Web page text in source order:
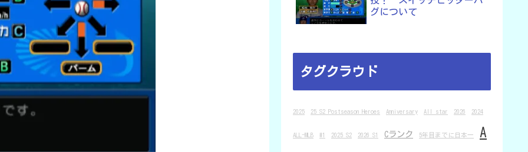
グについて
タグクラウド
2025 25 S2 Postseason Heroes Anniversary All star 2026 2024
ALL-MLB #1 2025 S2 2026 S1 Cランク 5年目までに日本一 A